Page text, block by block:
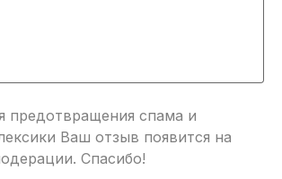
предотвращения спама и
Ваш отзыв появится на
Спасибо!